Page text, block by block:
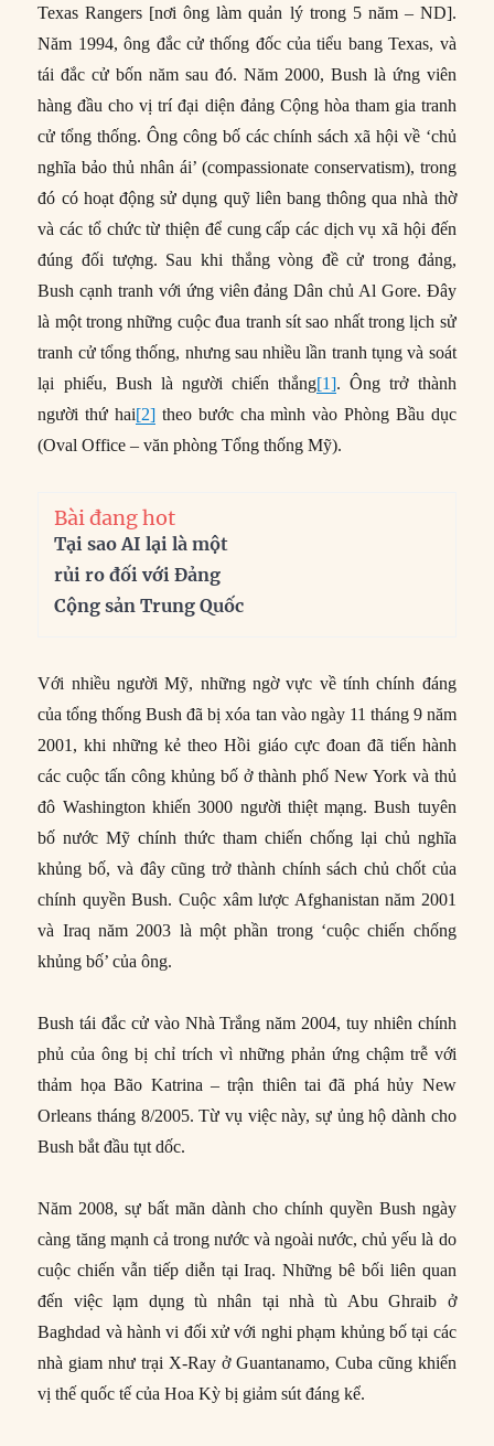
Texas Rangers [nơi ông làm quản lý trong 5 năm – ND].
Năm 1994, ông đắc cử thống đốc của tiểu bang Texas, và
tái đắc cử bốn năm sau đó. Năm 2000, Bush là ứng viên
hàng đầu cho vị trí đại diện đảng Cộng hòa tham gia tranh
cử tổng thống. Ông công bố các chính sách xã hội về ‘chủ
nghĩa bảo thủ nhân ái’ (compassionate conservatism), trong
đó có hoạt động sử dụng quỹ liên bang thông qua nhà thờ
và các tổ chức từ thiện để cung cấp các dịch vụ xã hội đến
đúng đối tượng. Sau khi thắng vòng đề cử trong đảng,
Bush cạnh tranh với ứng viên đảng Dân chủ Al Gore. Đây
là một trong những cuộc đua tranh sít sao nhất trong lịch sử
tranh cử tổng thống, nhưng sau nhiều lần tranh tụng và soát
lại phiếu, Bush là người chiến thắng[1]. Ông trở thành
người thứ hai[2] theo bước cha mình vào Phòng Bầu dục
(Oval Office – văn phòng Tổng thống Mỹ).
Bài đang hot
Tại sao AI lại là một
rủi ro đối với Đảng
Cộng sản Trung Quốc
Với nhiều người Mỹ, những ngờ vực về tính chính đáng
của tổng thống Bush đã bị xóa tan vào ngày 11 tháng 9 năm
2001, khi những kẻ theo Hồi giáo cực đoan đã tiến hành
các cuộc tấn công khủng bố ở thành phố New York và thủ
đô Washington khiến 3000 người thiệt mạng. Bush tuyên
bố nước Mỹ chính thức tham chiến chống lại chủ nghĩa
khủng bố, và đây cũng trở thành chính sách chủ chốt của
chính quyền Bush. Cuộc xâm lược Afghanistan năm 2001
và Iraq năm 2003 là một phần trong ‘cuộc chiến chống
khủng bố’ của ông.
Bush tái đắc cử vào Nhà Trắng năm 2004, tuy nhiên chính
phủ của ông bị chỉ trích vì những phản ứng chậm trễ với
thảm họa Bão Katrina – trận thiên tai đã phá hủy New
Orleans tháng 8/2005. Từ vụ việc này, sự ủng hộ dành cho
Bush bắt đầu tụt dốc.
Năm 2008, sự bất mãn dành cho chính quyền Bush ngày
càng tăng mạnh cả trong nước và ngoài nước, chủ yếu là do
cuộc chiến vẫn tiếp diễn tại Iraq. Những bê bối liên quan
đến việc lạm dụng tù nhân tại nhà tù Abu Ghraib ở
Baghdad và hành vi đối xử với nghi phạm khủng bố tại các
nhà giam như trại X-Ray ở Guantanamo, Cuba cũng khiến
vị thế quốc tế của Hoa Kỳ bị giảm sút đáng kể.